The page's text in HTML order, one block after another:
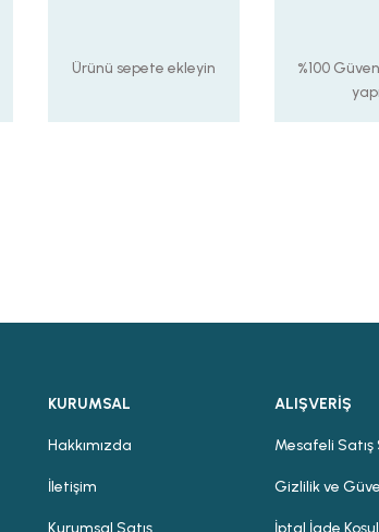
Ürünü sepete ekleyin
%100
KURUMSAL
Hakkımızda
İletişim
Kurumsal Satış
ALIŞVERİŞ
Mesafeli Satış
Gizlilik ve
İptal İade